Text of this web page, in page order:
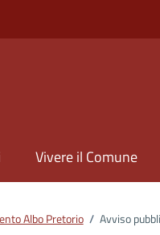
Vivere il Comune
Albo Pretorio / Avviso